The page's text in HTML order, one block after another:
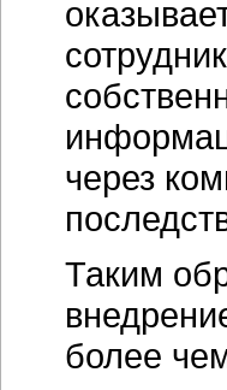
через
Таким
более